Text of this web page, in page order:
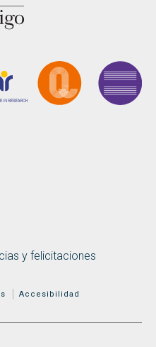
y felicitaciones
Accesibilidad